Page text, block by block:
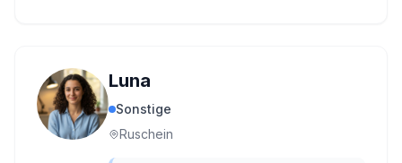
Luna
Sonstige
Ruschein